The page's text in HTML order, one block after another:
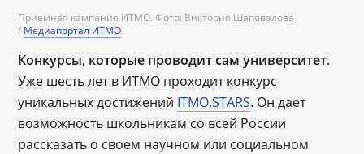
Приемная кампания ИТМО. Фото: Виктория Шаповалова
/ Медиапортал ИТМО
Конкурсы, которые проводит сам университет.
Уже шесть лет в ИТМО проходит конкурс
уникальных достижений ITMO.STARS. Он дает
возможность школьникам со всей России
рассказать о своем научном или социальном